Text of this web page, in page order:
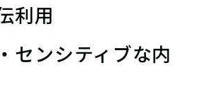
利用
センシティブな内